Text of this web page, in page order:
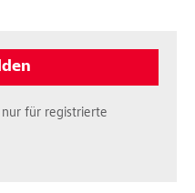
nur für registrierte